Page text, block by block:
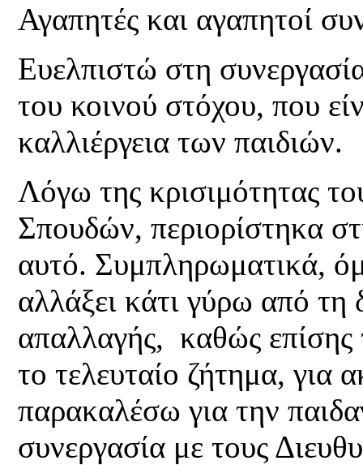
Αγαπητές και αγαπητοί
Ευελπιστώ στη
του κοινού στόχου, που
καλλιέργεια των παιδιών.
Λόγω της κρισιμότητας
Σπουδών, περιορίστηκα
αυτό. Συμπληρωματικά,
αλλάξει κάτι γύρω από τη
απαλλαγής, καθώς
το τελευταίο ζήτημα,
παρακαλέσω για την
συνεργασία με τους